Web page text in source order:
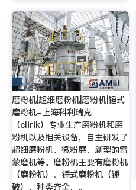
磨粉机|超细磨粉机|磨粉机|锤式
磨粉机-上海科利瑞克
（clirik）专业生产磨粉机和磨
粉机以及相关设备，自主研发了
超细磨粉机、微粉磨、新型的雷
蒙磨机等。磨粉机主要有磨粉机
（磨粉机）、锤式磨粉机（锤
破），种类齐全，。